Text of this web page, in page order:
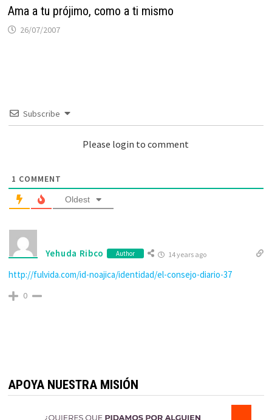
Ama a tu prójimo, como a ti mismo
26/07/2007
Subscribe
Please login to comment
1 COMMENT
Oldest
Yehuda Ribco Author 14 years ago
http://fulvida.com/id-noajica/identidad/el-consejo-diario-37
0
APOYA NUESTRA MISIÓN